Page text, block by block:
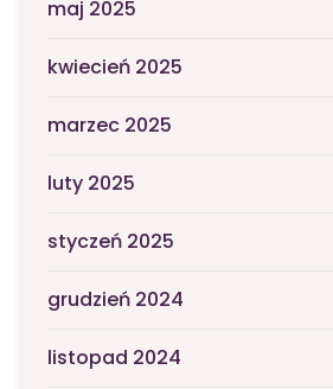
maj 2025
kwiecień 2025
marzec 2025
luty 2025
styczeń 2025
grudzień 2024
listopad 2024